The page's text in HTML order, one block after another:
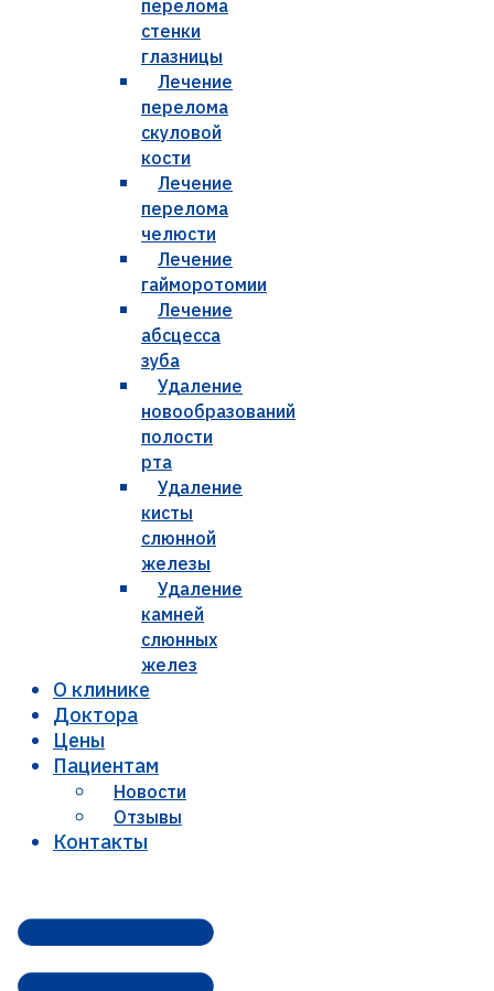
перелома
стенки
глазницы
Лечение
перелома
скуловой
кости
Лечение
перелома
челюсти
Лечение
гайморотомии
Лечение
абсцесса
зуба
Удаление
новообразований
полости
рта
Удаление
кисты
слюнной
железы
Удаление
камней
слюнных
желез
О клинике
Доктора
Цены
Пациентам
Новости
Отзывы
Контакты